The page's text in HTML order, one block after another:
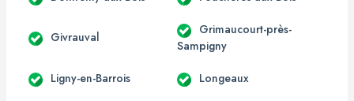
Givrauval
Grimaucourt-près-
Sampigny
Ligny-en-Barrois Longeaux